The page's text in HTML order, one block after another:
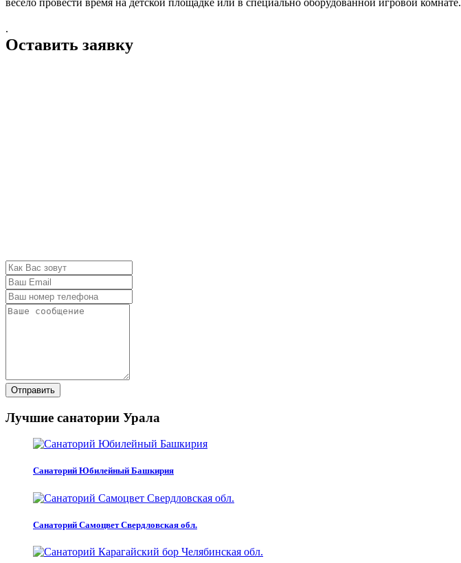
.
Оставить заявку
Отправить
Лучшие санатории Урала
Санаторий Юбилейный Башкирия
Санаторий Самоцвет Свердловская обл.